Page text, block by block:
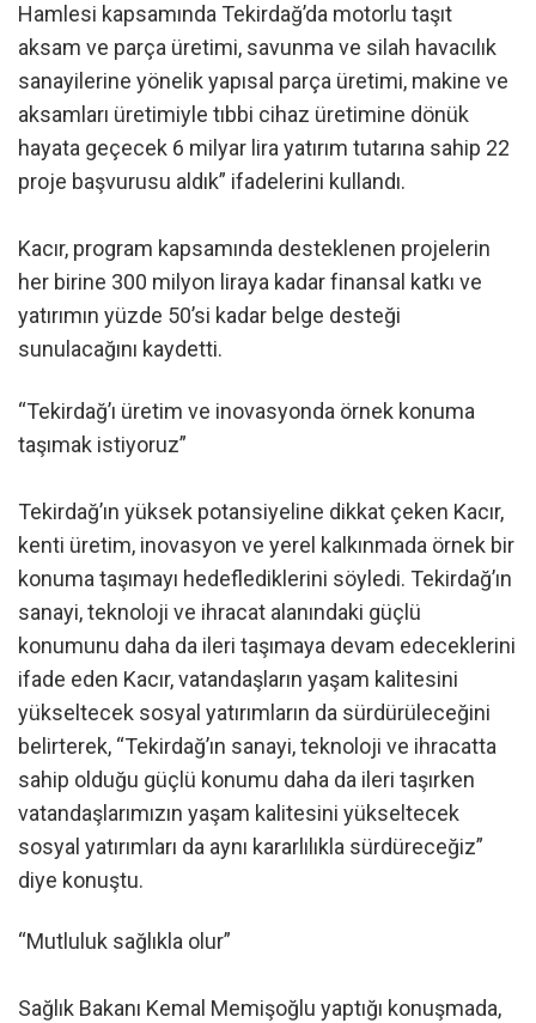
Hamlesi kapsamında Tekirdağ’da motorlu taşıt
aksam ve parça üretimi, savunma ve silah havacılık
sanayilerine yönelik yapısal parça üretimi, makine ve
aksamları üretimiyle tıbbi cihaz üretimine dönük
hayata geçecek 6 milyar lira yatırım tutarına sahip 22
proje başvurusu aldık” ifadelerini kullandı.
Kacır, program kapsamında desteklenen projelerin
her birine 300 milyon liraya kadar finansal katkı ve
yatırımın yüzde 50’si kadar belge desteği
sunulacağını kaydetti.
“Tekirdağ’ı üretim ve inovasyonda örnek konuma
taşımak istiyoruz”
Tekirdağ’ın yüksek potansiyeline dikkat çeken Kacır,
kenti üretim, inovasyon ve yerel kalkınmada örnek bir
konuma taşımayı hedeflediklerini söyledi. Tekirdağ’ın
sanayi, teknoloji ve ihracat alanındaki güçlü
konumunu daha da ileri taşımaya devam edeceklerini
ifade eden Kacır, vatandaşların yaşam kalitesini
yükseltecek sosyal yatırımların da sürdürüleceğini
belirterek, “Tekirdağ’ın sanayi, teknoloji ve ihracatta
sahip olduğu güçlü konumu daha da ileri taşırken
vatandaşlarımızın yaşam kalitesini yükseltecek
sosyal yatırımları da aynı kararlılıkla sürdüreceğiz”
diye konuştu.
“Mutluluk sağlıkla olur”
Sağlık Bakanı Kemal Memişoğlu yaptığı konuşmada,